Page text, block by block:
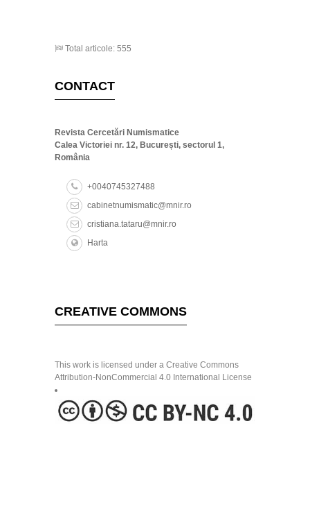
Total articole: 555
CONTACT
Revista Cercetări Numismatice
Calea Victoriei nr. 12, București, sectorul 1,
România
+0040745327488
cabinetnumismatic@mnir.ro
cristiana.tataru@mnir.ro
Harta
CREATIVE COMMONS
This work is licensed under a Creative Commons
Attribution-NonCommercial 4.0 International License